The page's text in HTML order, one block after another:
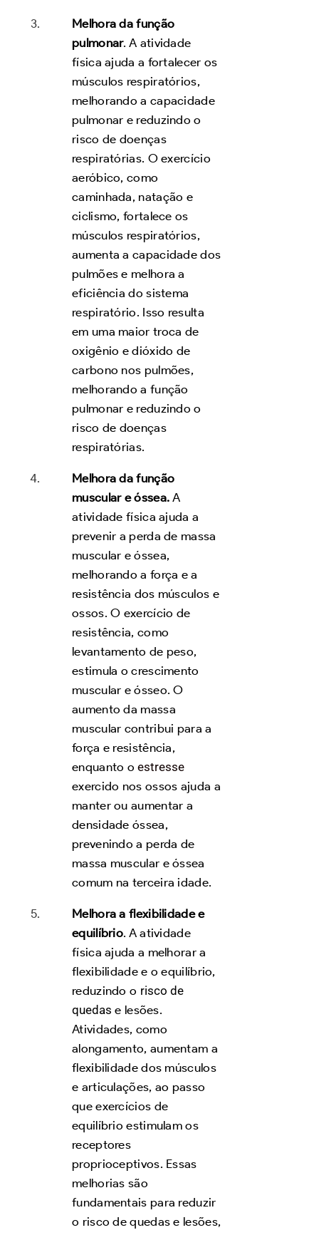
Melhora da função
pulmonar. A atividade
física ajuda a fortalecer os
músculos respiratórios,
melhorando a capacidade
pulmonar e reduzindo o
risco de doenças
respiratórias. O exercício
aeróbico, como
caminhada, natação e
ciclismo, fortalece os
músculos respiratórios,
aumenta a capacidade dos
pulmões e melhora a
eficiência do sistema
respiratório. Isso resulta
em uma maior troca de
oxigênio e dióxido de
carbono nos pulmões,
melhorando a função
pulmonar e reduzindo o
risco de doenças
respiratórias.
Melhora da função
muscular e óssea.A
atividade física ajuda a
prevenir a perda de massa
muscular e óssea,
melhorando a força e a
resistência dos músculos e
ossos. O exercício de
resistência, como
levantamento de peso,
estimula o crescimento
muscular e ósseo. O
aumento da massa
muscular contribui para a
força e resistência,
enquanto oestresse
exercido nos ossos ajuda a
manter ou aumentar a
densidade óssea,
prevenindo a perda de
massa muscular e óssea
comum na terceira idade.
Melhora a flexibilidade e
equilíbrio. A atividade
física ajuda a melhorar a
flexibilidade e o equilíbrio,
reduzindo o risco de
quedas e lesões.
Atividades, como
alongamento, aumentam a
flexibilidade dos músculos
e articulações, ao passo
que exercícios de
equilíbrio estimulam os
receptores
proprioceptivos. Essas
melhorias são
fundamentais para reduzir
o risco de quedas e lesões,